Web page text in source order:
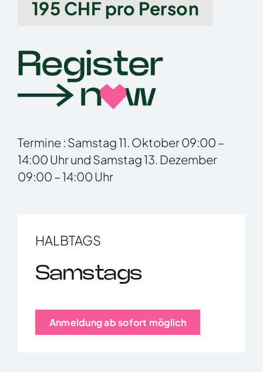
195 CHF pro Person
Termine : Samstag 11. Oktober 09:00 –
14:00 Uhr und Samstag 13. Dezember
09:00 – 14:00 Uhr
HALBTAGS
Samstags
Anmeldung ab sofort möglich